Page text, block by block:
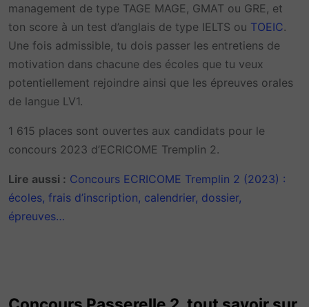
management de type TAGE MAGE, GMAT ou GRE, et
ton score à un test d’anglais de type IELTS ou TOEIC.
Une fois admissible, tu dois passer les entretiens de
motivation dans chacune des écoles que tu veux
potentiellement rejoindre ainsi que les épreuves orales
de langue LV1.
1 615 places sont ouvertes aux candidats pour le
concours 2023 d’ECRICOME Tremplin 2.
Lire aussi : Concours ECRICOME Tremplin 2 (2023) :
écoles, frais d’inscription, calendrier, dossier,
épreuves…